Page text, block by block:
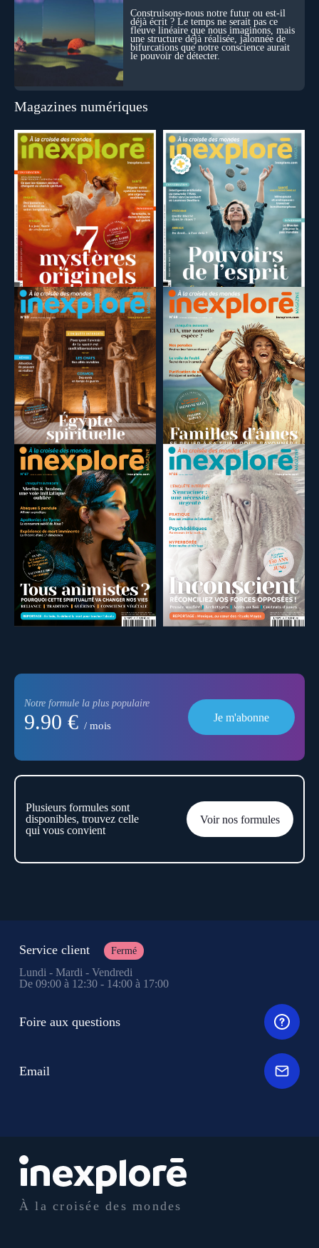
Construisons-nous notre futur ou est-il
déjà écrit ? Le temps ne serait pas ce
fleuve linéaire que nous imaginons, mais
une structure déjà réalisée, jalonnée de
bifurcations que notre conscience aurait
le pouvoir de détecter.
Magazines numériques
Notre formule la plus populaire
9.90 € / mois
Je m'abonne
Plusieurs formules sont
disponibles, trouvez celle
qui vous convient
Voir nos formules
À la croisée des mondes
Service client Fermé
Lundi - Mardi - Vendredi
De 09:00 à 12:30 - 14:00 à 17:00
Foire aux questions
Email